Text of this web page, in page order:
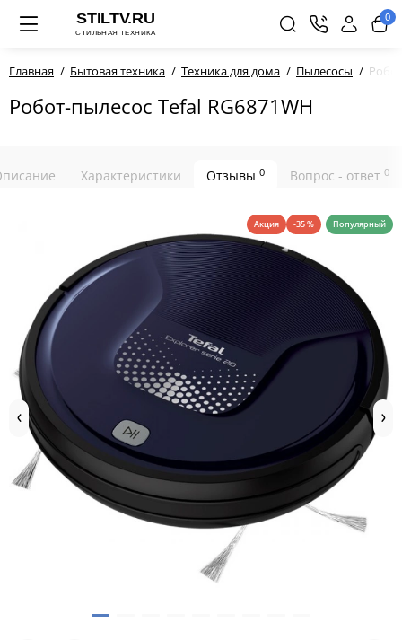
0
Главная Бытовая техника Техника для дома Пылесосы
Робот-пылесос Tefal RG6871WH
Характеристики Отзывы 0 Вопрос - ответ 0
Акция -35 % Популярный